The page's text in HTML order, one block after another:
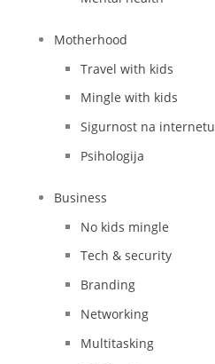
Motherhood
Travel with kids
Mingle with kids
Sigurnost na internetu
Psihologija
Business
No kids mingle
Tech & security
Branding
Networking
Multitasking